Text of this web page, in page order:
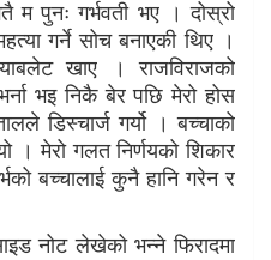
पुनः गर्भवती भए । दोस्रो
गर्ने सोच बनाएकी थिए ।
खाए । राजविराजको
भइ निकै बेर पछि मेरो होस
डिस्चार्ज गर्यो । बच्चाको
। मेरो गलत निर्णयको शिकार
बच्चालाई कुनै हानि गरेन र
नोट लेखेको भन्ने फिरादमा